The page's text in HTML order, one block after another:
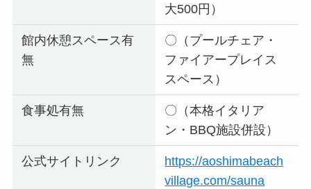
大500円）
館内休憩スペース有
無
〇（プールチェア・
ファイアープレイス
スペース）
食事処有無
〇（本格イタリア
ン・BBQ施設併設）
公式サイトリンク
https://aoshimabeach
village.com/sauna